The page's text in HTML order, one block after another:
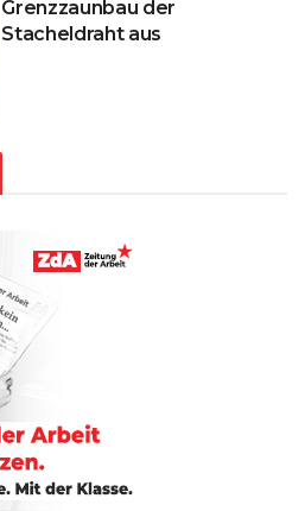
Grenzzaunbau der
Stacheldraht aus